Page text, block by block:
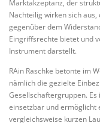
Marktakzeptanz, der
Nachteilig wirken sich
gegenüber dem
Eingriffsrechte bietet und
Instrument darstellt.
RAin Raschke betonte im
nämlich die gezielte
Gesellschaftergruppen.
einsetzbar und ermöglicht
vergleichsweise kurzen